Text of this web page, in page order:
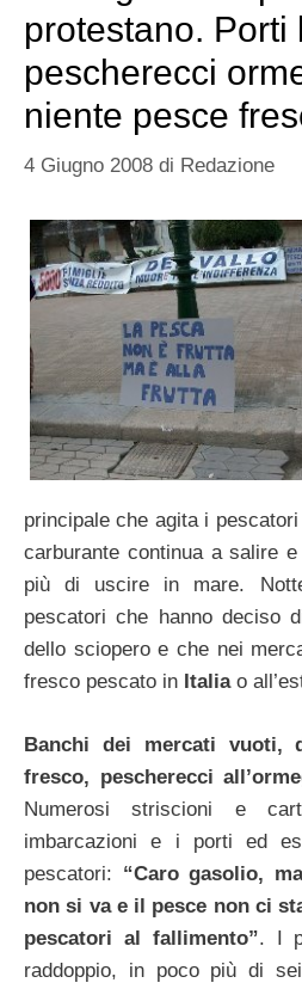
protestano. Porti
pescherecci
niente pesce
4 Giugno 2008 di Redazione
principale che agita i pescatori
carburante continua a salire
più di uscire in mare.
pescatori che hanno deciso
dello sciopero e che nei
fresco pescato in Italiao
Banchi dei mercati vuoti,
fresco, pescherecci
Numerosi striscioni e
imbarcazioni e i porti ed
pescatori: “Caro gasolio,
non si va e il pesce non ci
pescatori al fallimento”. I
raddoppio, in poco più di